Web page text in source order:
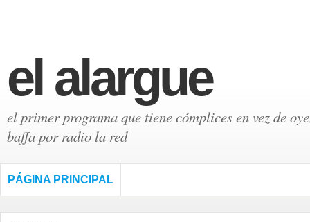
el alargue
el primer programa que tiene cómplices en vez de
baffa por radio la red
PÁGINA PRINCIPAL